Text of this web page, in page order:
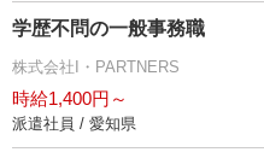
学歴不問の一般事務職
株式会社I・PARTNERS
時給1,400円～
派遣社員 / 愛知県